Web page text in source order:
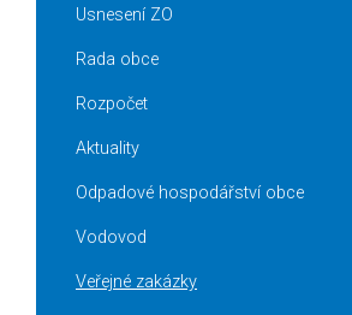
Usnesení ZO
Rada obce
Rozpočet
Aktuality
Odpadové hospodářství obce
Vodovod
Veřejné zakázky